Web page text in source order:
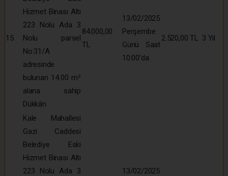
15
Hizmet Binası Altı
223 Nolu Ada 3
Nolu parsel
No:31/A
adresinde
bulunan 14.00 m²
alana sahip
Dükkân
84.000,00
TL
13/02/2025
Perşembe
Günü Saat
10:00’da
2.520,00 TL 3 Yıl
Kale Mahallesi
Gazi Caddesi
Belediye Eski
Hizmet Binası Altı
223 Nolu Ada 3
13/02/2025